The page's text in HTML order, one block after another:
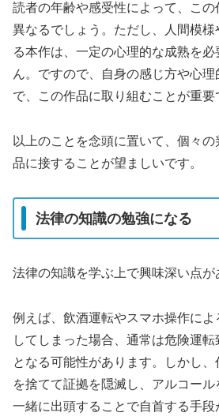
読者の年齢や感受性によって、こ
異なるでしょう。ただし、人間模
る本作は、一定の心理的な成熟を
ん。ですので、自身の感じ方や心
で、この作品に取り組むことが重要
以上のことを念頭に置いて、個々
品に接することが望ましいです。
法律の知識の勉強になる
法律の知識を学ぶ上で興味深い点が
例えば、飲酒運転やスマホ操作に
してしまった場合、通常は危険運
となる可能性があります。しかし
を捨てて証拠を隠滅し、アルコー
一緒に出頭することで自首する手